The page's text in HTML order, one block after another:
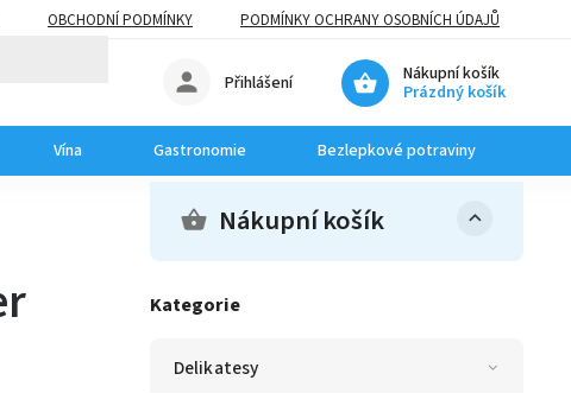
OBCHODNÍ PODMÍNKY PODMÍNKY OCHRANY OSOBNÍCH ÚDAJŮ
Nákupní košík
Prázdný košík
Přihlášení
Vína Gastronomie Bezlepkové potraviny
Nákupní košík
Kategorie
Delikatesy